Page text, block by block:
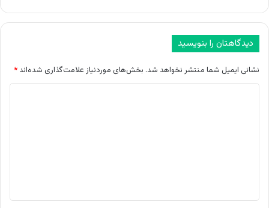
دیدگاهتان را بنویسید
نشانی ایمیل شما منتشر نخواهد شد. بخش‌های موردنیاز علامت‌گذاری شده‌اند *
*